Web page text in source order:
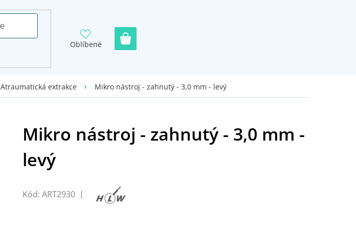
Oblíbené
Atraumatická extrakce Mikro nástroj - zahnutý - 3,0 mm - levý
Kód: ART2930